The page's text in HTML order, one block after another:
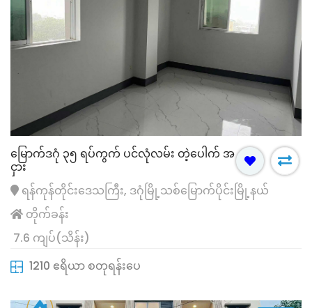
မြောက်ဒဂုံ ၃၅ ရပ်ကွက် ပင်လုံလမ်း တဲ့ပေါက် အ
ငှား
ရန်ကုန်တိုင်းဒေသကြီး, ဒဂုံမြို့သစ်မြောက်ပိုင်းမြို့နယ်
တိုက်ခန်း
7.6 ကျပ်(သိန်း)
1210 ဧရိယာ စတုရန်းပေ